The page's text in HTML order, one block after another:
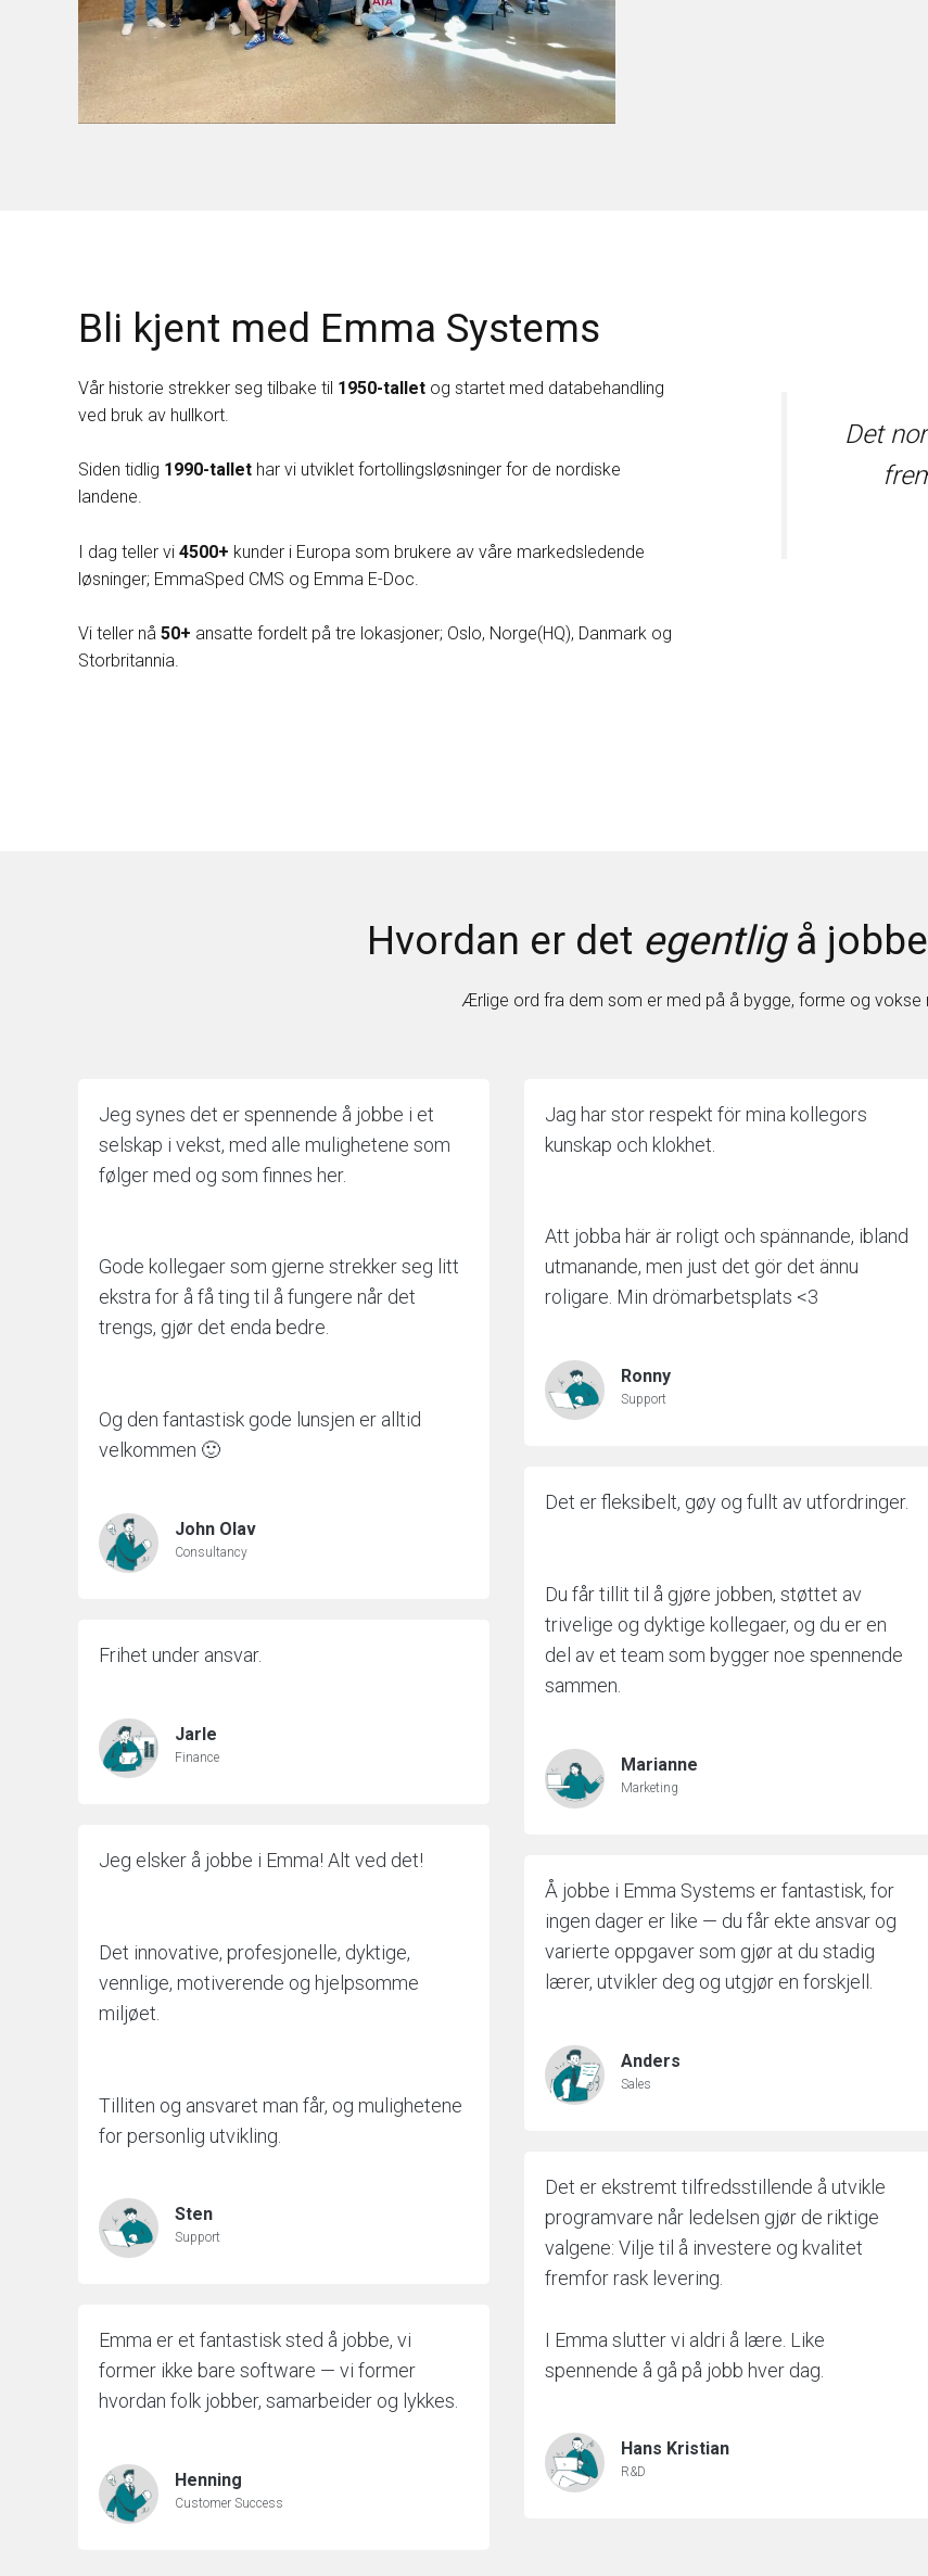
Bli kjent med Emma Systems
Vår historie strekker seg tilbake til 1950-tallet og startet med databehandling
ved bruk av hullkort.
Siden tidlig 1990-tallet har vi utviklet fortollingsløsninger for de nordiske
landene.
I dag teller vi 4500+ kunder i Europa som brukere av våre markedsledende
løsninger; EmmaSped CMS og Emma E-Doc.
Vi teller nå 50+ ansatte fordelt på tre lokasjoner; Oslo, Norge(HQ), Danmark og
Storbritannia.
Det
Hvordan er det egentligå
Ærlige ord fra dem som er med på å bygge, forme og vokse
Jeg synes det er spennende å jobbe i et
selskap i vekst, med alle mulighetene som
følger med og som finnes her.
Gode kollegaer som gjerne strekker seg litt
ekstra for å få ting til å fungere når det
trengs, gjør det enda bedre.
Og den fantastisk gode lunsjen er alltid
velkommen 🙂
John Olav
Consultancy
Frihet under ansvar.
Jarle
Finance
Jeg elsker å jobbe i Emma! Alt ved det!
Det innovative, profesjonelle, dyktige,
vennlige, motiverende og hjelpsomme
miljøet.
Tilliten og ansvaret man får, og mulighetene
for personlig utvikling.
Sten
Support
Emma er et fantastisk sted å jobbe, vi
former ikke bare software — vi former
hvordan folk jobber, samarbeider og lykkes.
Henning
Customer Success
Jag har stor respekt för mina kollegors
kunskap och klokhet.
Att jobba här är roligt och spännande, ibland
utmanande, men just det gör det ännu
roligare. Min drömarbetsplats <3
Ronny
Support
Det er fleksibelt, gøy og fullt av utfordringer.
Du får tillit til å gjøre jobben, støttet av
trivelige og dyktige kollegaer, og du er en
del av et team som bygger noe spennende
sammen.
Marianne
Marketing
Å jobbe i Emma Systems er fantastisk, for
ingen dager er like — du får ekte ansvar og
varierte oppgaver som gjør at du stadig
lærer, utvikler deg og utgjør en forskjell.
Anders
Sales
Det er ekstremt tilfredsstillende å utvikle
programvare når ledelsen gjør de riktige
valgene: Vilje til å investere og kvalitet
fremfor rask levering.
I Emma slutter vi aldri å lære. Like
spennende å gå på jobb hver dag.
Hans Kristian
R&D